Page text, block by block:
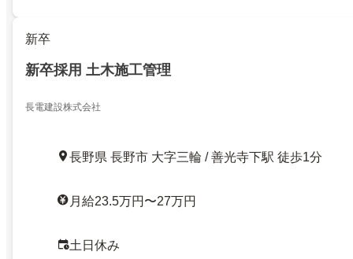
新卒
新卒採用 土木施工管理
長電建設株式会社
長野県 長野市 大字三輪 / 善光寺下駅 徒歩1分
月給23.5万円〜27万円
土日休み